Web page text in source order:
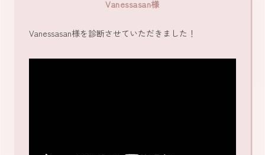
Vanessasan様
Vanessasan様を診断させていただきました！